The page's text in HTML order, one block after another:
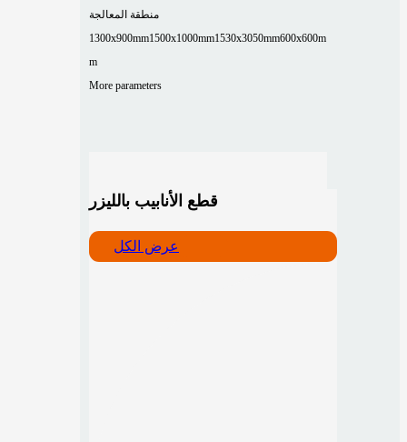
منطقة المعالجة
1300x900mm1500x1000mm1530x3050mm600x600m
m
More parameters
قطع الأنابيب بالليزر
عرض الكل